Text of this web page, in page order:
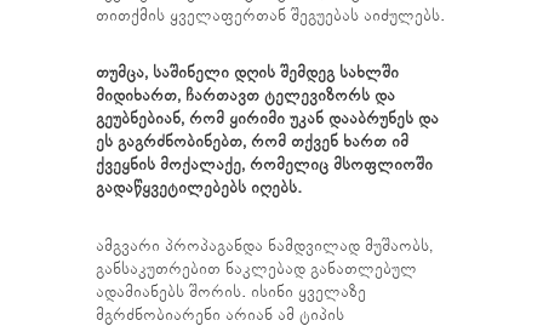
თითქმის ყველაფერთან შეგუებას აიძულებს.
თუმცა, საშინელი დღის შემდეგ სახლში
მიდიხართ, ჩართავთ ტელევიზორს და
გეუბნებიან, რომ ყირიმი უკან დააბრუნეს და
ეს გაგრძნობინებთ, რომ თქვენ ხართ იმ
ქვეყნის მოქალაქე, რომელიც მსოფლიოში
გადაწყვეტილებებს იღებს.
ამგვარი პროპაგანდა ნამდვილად მუშაობს,
განსაკუთრებით ნაკლებად განათლებულ
ადამიანებს შორის. ისინი ყველაზე
მგრძნობიარენი არიან ამ ტიპის